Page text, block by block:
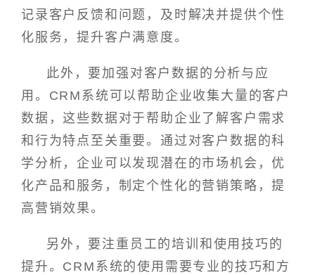
记录客户反馈和问题，及时解决并提供个性
化服务，提升客户满意度。
此外，要加强对客户数据的分析与应
用。CRM系统可以帮助企业收集大量的客户
数据，这些数据对于帮助企业了解客户需求
和行为特点至关重要。通过对客户数据的科
学分析，企业可以发现潜在的市场机会，优
化产品和服务，制定个性化的营销策略，提
高营销效果。
另外，要注重员工的培训和使用技巧的
提升。CRM系统的使用需要专业的技巧和方